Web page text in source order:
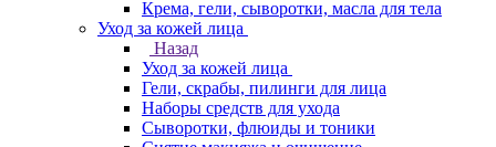
Крема, гели, сыворотки, масла для тела
Уход за кожей лица
Назад
Уход за кожей лица
Гели, скрабы, пилинги для лица
Наборы средств для ухода
Сыворотки, флюиды и тоники